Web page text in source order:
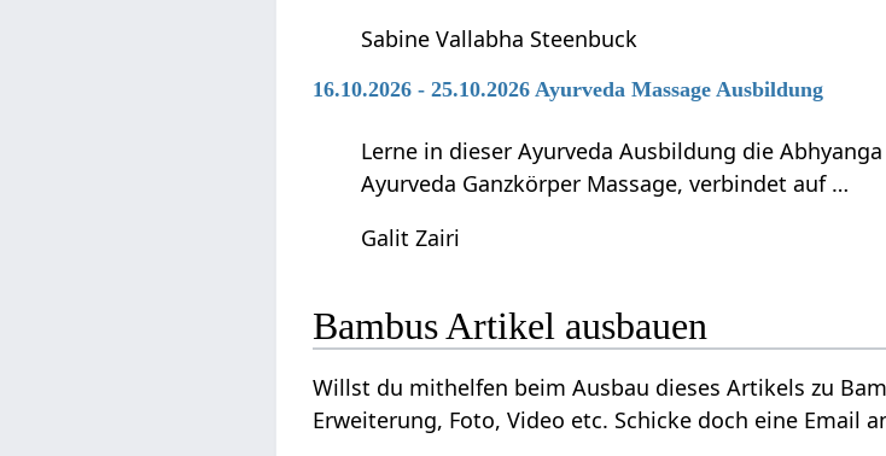
Sabine Vallabha Steenbuck
16.10.2026 - 25.10.2026 Ayurveda Massage Ausbildung
Lerne in dieser Ayurveda Ausbildung die
Ayurveda Ganzkörper Massage, verbindet auf …
Galit Zairi
Bambus‏‎ Artikel ausbauen
Willst du mithelfen beim Ausbau dieses Artikels zu Bambus‏‎ ? Wir sind dankbar für jede Ergänzung,
Erweiterung, Foto, Video etc. Schicke doch eine Email